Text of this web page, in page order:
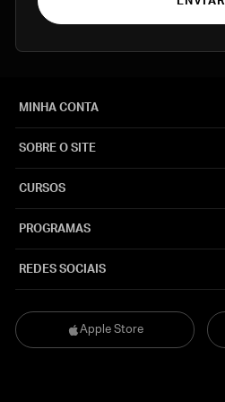
Apple Store
MINHA CONTA
SOBRE O SITE
CURSOS
PROGRAMAS
REDES SOCIAIS